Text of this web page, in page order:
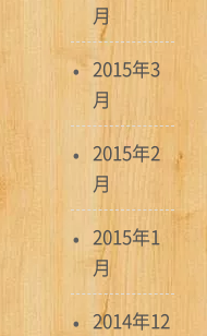
月
2015年3
月
2015年2
月
2015年1
月
2014年12